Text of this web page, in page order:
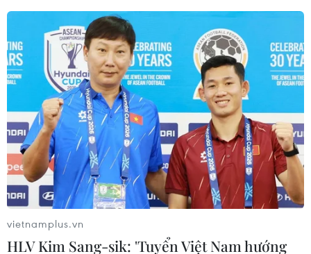
Đặc phái viên Mỹ thông báo đàm phán với
Taliban tiến gần thỏa thuận
01/09/2019 05:04
vietnamplus.vn
HLV Kim Sang-sik: 'Tuyển Việt Nam hướng